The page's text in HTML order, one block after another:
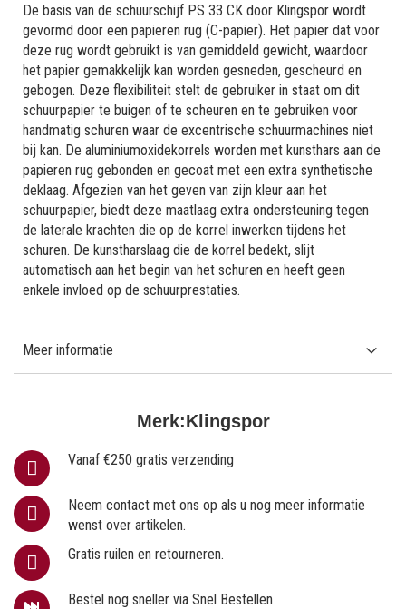
Merk:Klingspor
Vanaf €250 gratis verzending
Neem contact met ons op als u nog meer informatie
wenst over artikelen.
Gratis ruilen en retourneren.
Bestel nog sneller via Snel Bestellen
De basis van de schuurschijf PS 33 CK door Klingspor wordt
gevormd door een papieren rug (C-papier). Het papier dat voor
deze rug wordt gebruikt is van gemiddeld gewicht, waardoor
het papier gemakkelijk kan worden gesneden, gescheurd en
gebogen. Deze flexibiliteit stelt de gebruiker in staat om dit
schuurpapier te buigen of te scheuren en te gebruiken voor
handmatig schuren waar de excentrische schuurmachines niet
bij kan. De aluminiumoxidekorrels worden met kunsthars aan de
papieren rug gebonden en gecoat met een extra synthetische
deklaag. Afgezien van het geven van zijn kleur aan het
schuurpapier, biedt deze maatlaag extra ondersteuning tegen
de laterale krachten die op de korrel inwerken tijdens het
schuren. De kunstharslaag die de korrel bedekt, slijt
automatisch aan het begin van het schuren en heeft geen
enkele invloed op de schuurprestaties.
Meer informatie